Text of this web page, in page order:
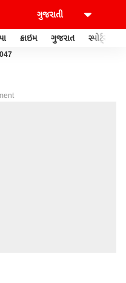
ક્રાઇમ ગુજરાત સ્પોર્ટ્સ